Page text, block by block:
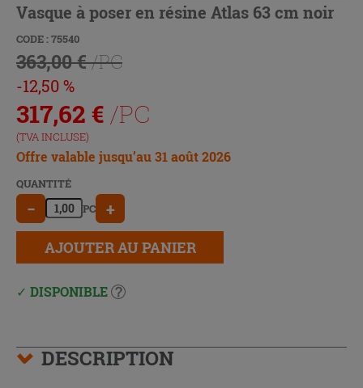
Vasque à poser en résine Atlas 63 cm noir
CODE : 75540
363,00 €/PC
-12,50 %
317,62 € /PC
(TVA INCLUSE)
Offre valable jusqu’au 31 août 2026
QUANTITÉ
− PC +
AJOUTER AU PANIER
DISPONIBLE
DESCRIPTION